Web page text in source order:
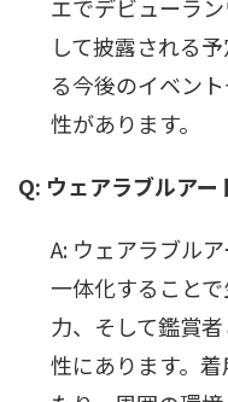
エでデビューラ
して披露される
る今後のイベン
性があります。
Q: ウェアラブルアー
A: ウェアラブル
一体化すること
力、そして鑑賞
性にあります。